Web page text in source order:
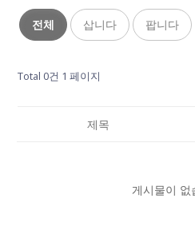
전체 삽니다 팝니다
Total 0건 1 페이지
제목
게시물이 없